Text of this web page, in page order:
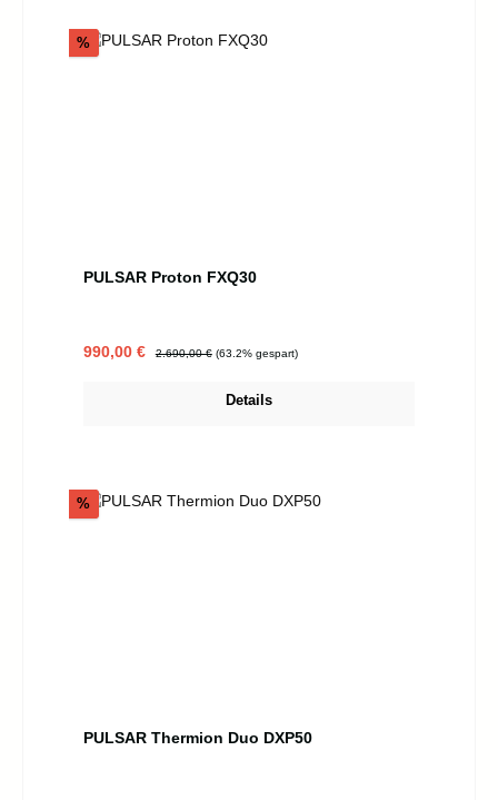
%Rabatt
PULSAR Proton FXQ30
Verkaufspreis:
990,00 € Regulärer Preis:
2.690,00 € (63.2% gespart)
Details
%Rabatt
PULSAR Thermion Duo DXP50